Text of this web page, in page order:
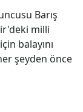
Barış
milli
balayını
şeyden önce